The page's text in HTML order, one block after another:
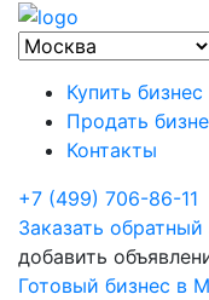
Купить бизнес
Продать
Контакты
+7 (499) 706-86-11
Заказать обратный
добавить
Готовый бизнес в